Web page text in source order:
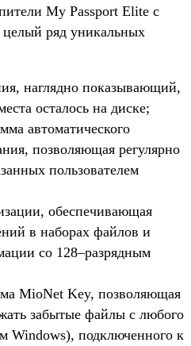
My Passport Elite с
ряд уникальных
наглядно показывающий,
осталось на диске;
автоматического
позволяющая регулярно
пользователем
обеспечивающая
в наборах файлов и
со 128–разрядным
MioNet Key, позволяющая
забытые файлы с любого
Windows), подключенного к